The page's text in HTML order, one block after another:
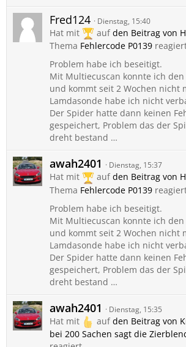
Fred124 Dienstag, 15:40
Hat mit aufden Beitrag von
Thema Fehlercode P0139
Problem habe ich beseitigt.
Mit Multiecuscan konnte ich den
und kommt seit 2 Wochen nicht
Lamdasonde habe ich nicht
Der Spider hatte dann keinen
gespeichert, Problem das der
dreht bestand …
awah2401 Dienstag, 15:37
Hat mit aufden Beitrag von
Thema Fehlercode P0139
Problem habe ich beseitigt.
Mit Multiecuscan konnte ich den
und kommt seit 2 Wochen nicht
Lamdasonde habe ich nicht
Der Spider hatte dann keinen
gespeichert, Problem das der
dreht bestand …
awah2401 Dienstag, 15:35
Hat mit aufden Beitrag von
bei 200 Sachen sagt die